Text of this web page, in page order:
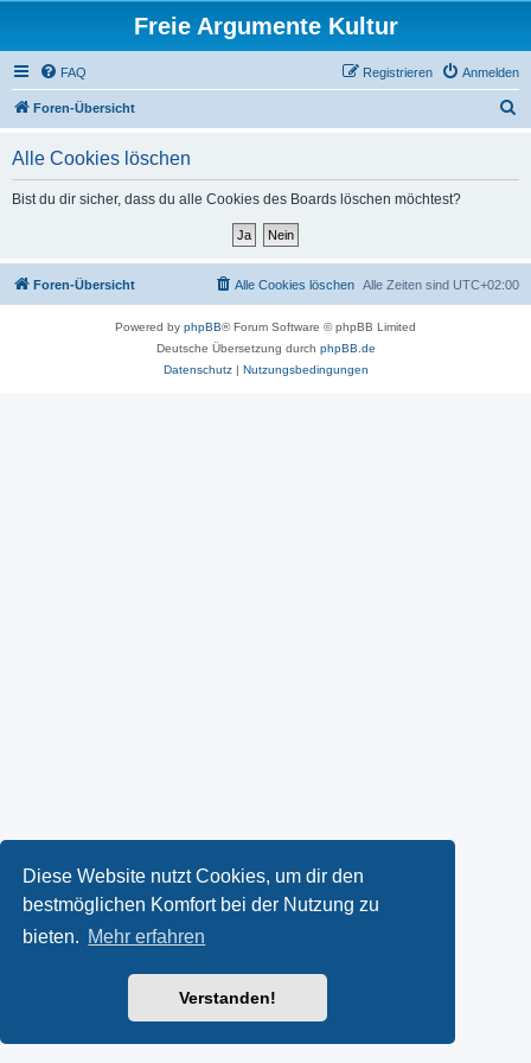
Diese Website nutzt Cookies, um dir den
bestmöglichen Komfort bei der Nutzung zu
bieten. Mehr erfahren
Verstanden!
Freie Argumente Kultur
FAQ Anmelden
Registrieren
Foren-Übersicht
Alle Cookies löschen
Bist du dir sicher, dass du alle Cookies des Boards löschen möchtest?
Foren-Übersicht Alle Zeiten sind UTC+02:00
Alle Cookies löschen
Powered by phpBB® Forum Software © phpBB Limited
Deutsche Übersetzung durch phpBB.de
Datenschutz| Nutzungsbedingungen